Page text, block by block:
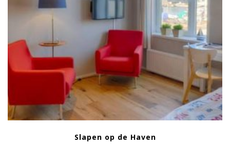
Slapen op de Haven